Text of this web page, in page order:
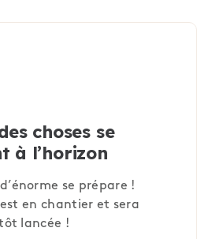
choses se
à l’horizon
se prépare !
en chantier et sera
lancée !